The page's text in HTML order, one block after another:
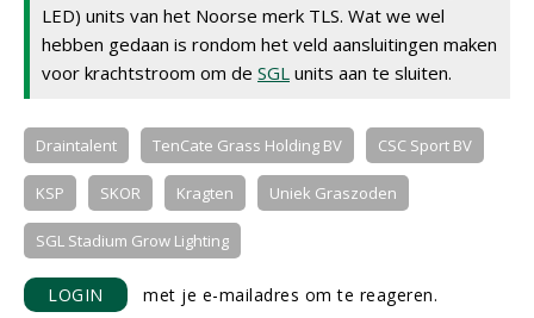
LED) units van het Noorse merk TLS. Wat we wel
hebben gedaan is rondom het veld aansluitingen maken
voor krachtstroom om de SGL units aan te sluiten.
Draintalent TenCate Grass Holding BV CSC Sport BV
KSP SKOR Kragten Uniek Graszoden
SGL Stadium Grow Lighting
LOGIN met je e-mailadres om te reageren.